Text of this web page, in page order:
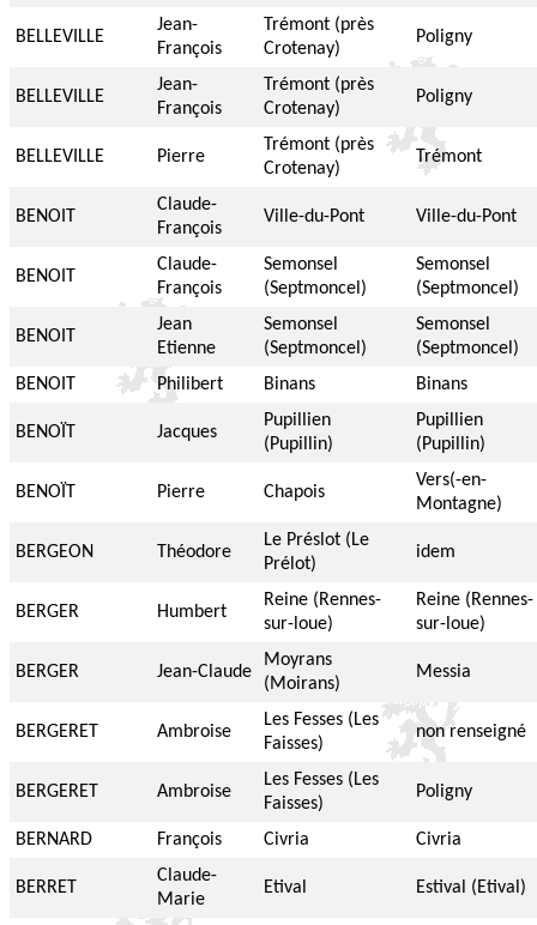
BELLEVILLE
Jean-
François
Trémont (près
Crotenay)
Poligny
BELLEVILLE
Jean-
François
Trémont (près
Crotenay)
Poligny
BELLEVILLE Pierre
Trémont (près
Crotenay)
Trémont
BENOIT
Claude-
François
Ville-du-Pont Ville-du-Pont
BENOIT
Claude-
François
Semonsel
(Septmoncel)
Semonsel
(Septmoncel)
BENOIT
Jean
Etienne
Semonsel
(Septmoncel)
Semonsel
(Septmoncel)
BENOIT
Philibert Binans Binans
BENOÏT Jacques
Pupillien
(Pupillin)
Pupillien
(Pupillin)
BENOÏT Pierre Chapois
Vers(-en-
Montagne)
BERGEON Théodore
Le Préslot (Le
Prélot)
idem
BERGER Humbert
Reine (Rennes-
sur-loue)
Reine (Rennes-
sur-loue)
BERGER Jean-Claude
Moyrans
(Moirans)
Messia
BERGERET Ambroise
Les Fesses (Les
Faisses)
non renseigné
BERGERET Ambroise
Les Fesses (Les
Faisses)
Poligny
BERNARD François Civria Civria
BERRET
Claude-
Marie
Etival Estival (Etival)